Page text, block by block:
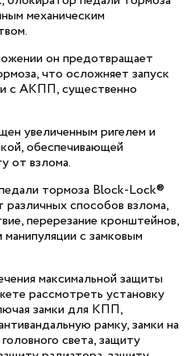
механическим
он предотвращает
что осложняет запуск
с АКПП, существенно
увеличенным ригелем и
обеспечивающей
от взлома.
тормоза Block-Lock®
способов взлома,
перерезание кронштейнов,
с замковым
максимальной защиты
рассмотреть установку
замки для КПП,
рамку, замки на
света, защиту